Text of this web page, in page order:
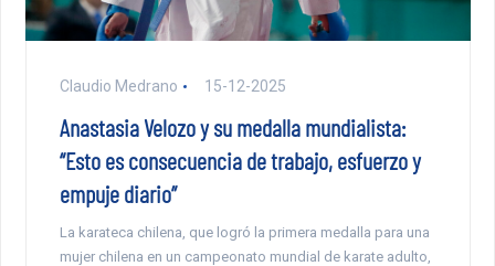
Claudio Medrano 15-12-2025
Anastasia Velozo y su medalla mundialista:
“Esto es consecuencia de trabajo, esfuerzo y
empuje diario”
La karateca chilena, que logró la primera medalla para una
mujer chilena en un campeonato mundial de karate adulto,